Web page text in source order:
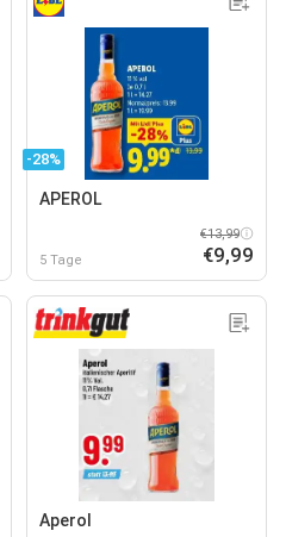
-28%
APEROL
5 Tage
€13,99
€9,99
Aperol